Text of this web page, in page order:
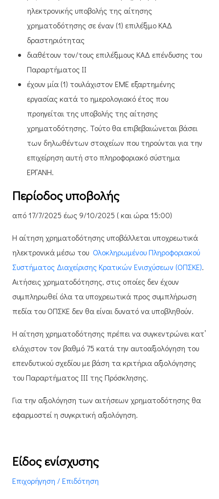
ηλεκτρονικής υποβολής της αίτησης
χρηματοδότησης σε έναν (1) επιλέξιμο ΚΑΔ
δραστηριότητας
διαθέτουν τον/τους επιλέξιμους ΚΑΔ επένδυσης του
Παραρτήματος II
έχουν μία (1) τουλάχιστον ΕΜΕ εξαρτημένης
εργασίας κατά το ημερολογιακό έτος που
προηγείται της υποβολής της αίτησης
χρηματοδότησης. Τούτο θα επιβεβαιώνεται βάσει
των δηλωθέντων στοιχείων που τηρούνται για την
επιχείρηση αυτή στο πληροφοριακό σύστημα
ΕΡΓΑΝΗ.​​​​
Περίοδος υποβολής
από 17/7/2025 έως 9/10/2025 ( και ώρα 15:00)
​Η αίτηση χρηματοδότησης υποβάλλεται υποχρεωτικά
ηλεκτρονικά μέσω του Ολοκληρωμένου Πληροφοριακού
Συστήματος Διαχείρισης Κρατικών Ενισχύσεων (ΟΠΣΚΕ).
Αιτήσεις χρηματοδότησης, στις οποίες δεν έχουν
συμπληρωθεί όλα τα υποχρεωτικά προς συμπλήρωση
πεδία του ΟΠΣΚΕ δεν θα είναι δυνατό να υποβληθούν.
​Η αίτηση χρηματοδότησης πρέπει να συγκεντρώνει κατ’
ελάχιστον τον βαθμό 75 κατά την αυτοαξιολόγηση του
επενδυτικού σχεδίου με βάση τα κριτήρια αξιολόγησης
του Παραρτήματος ΙΙΙ της Πρόσκλησης.
​Για την αξιολόγηση των αιτήσεων χρηματοδότησης θα
εφαρμοστεί η συγκριτική αξιολόγηση.​
Είδος ενίσχυσης
Επιχορήγηση / Επιδότηση